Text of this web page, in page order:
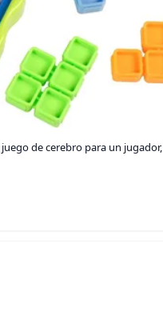
de cerebro para un jugador,